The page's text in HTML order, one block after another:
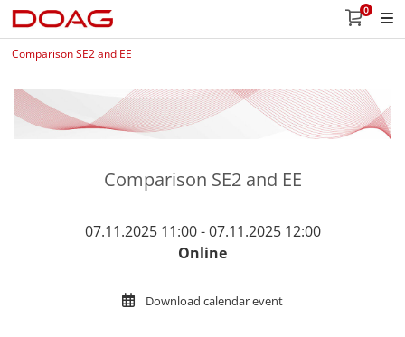
0
Comparison SE2 and EE
Comparison SE2 and EE
07.11.2025 11:00 - 07.11.2025 12:00
Online
Download calendar event